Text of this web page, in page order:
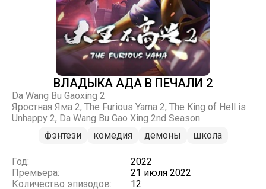
ВЛАДЫКА АДА В ПЕЧАЛИ 2
Da Wang Bu Gaoxing 2
Яростная Яма 2, The Furious Yama 2, The King of Hell is
Unhappy 2, Da Wang Bu Gao Xing 2nd Season
фэнтези
комедия демоны школа
Год:
2022
Премьера:
21 июля 2022
Количество эпизодов:
12